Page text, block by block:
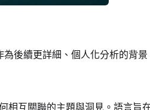
後續更詳細、個人化分析的背
互關聯的主題與洞見。語言旨